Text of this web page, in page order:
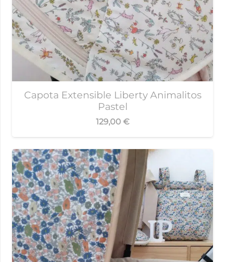
Capota Extensible Liberty Animalitos
Pastel
129,00 €